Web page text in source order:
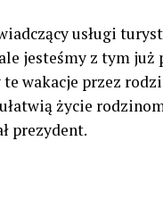
usługi
jesteśmy z tym
wakacje przez
życie
prezydent.